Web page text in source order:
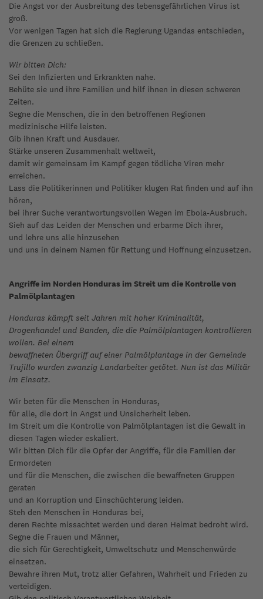
Die Angst vor der Ausbreitung des lebensgefährlichen Virus ist
groß.
Vor wenigen Tagen hat sich die Regierung Ugandas entschieden,
die Grenzen zu schließen.
Wir bitten Dich:
Sei den Infizierten und Erkrankten nahe.
Behüte sie und ihre Familien und hilf ihnen in diesen schweren
Zeiten.
Segne die Menschen, die in den betroffenen Regionen
medizinische Hilfe leisten.
Gib ihnen Kraft und Ausdauer.
Stärke unseren Zusammenhalt weltweit,
damit wir gemeinsam im Kampf gegen tödliche Viren mehr
erreichen.
Lass die Politikerinnen und Politiker klugen Rat finden und auf ihn
hören,
bei ihrer Suche verantwortungsvollen Wegen im Ebola-Ausbruch.
Sieh auf das Leiden der Menschen und erbarme Dich ihrer,
und lehre uns alle hinzusehen
und uns in deinem Namen für Rettung und Hoffnung einzusetzen.
Angriffe im Norden Honduras im Streit um die Kontrolle von
Palmölplantagen
Honduras kämpft seit Jahren mit hoher Kriminalität,
Drogenhandel und Banden, die die Palmölplantagen kontrollieren
wollen. Bei einem
bewaffneten Übergriff auf einer Palmölplantage in der Gemeinde
Trujillo wurden zwanzig Landarbeiter getötet. Nun ist das Militär
im Einsatz.
Wir beten für die Menschen in Honduras,
für alle, die dort in Angst und Unsicherheit leben.
Im Streit um die Kontrolle von Palmölplantagen ist die Gewalt in
diesen Tagen wieder eskaliert.
Wir bitten Dich für die Opfer der Angriffe, für die Familien der
Ermordeten
und für die Menschen, die zwischen die bewaffneten Gruppen
geraten
und an Korruption und Einschüchterung leiden.
Steh den Menschen in Honduras bei,
deren Rechte missachtet werden und deren Heimat bedroht wird.
Segne die Frauen und Männer,
die sich für Gerechtigkeit, Umweltschutz und Menschenwürde
einsetzen.
Bewahre ihren Mut, trotz aller Gefahren, Wahrheit und Frieden zu
verteidigen.